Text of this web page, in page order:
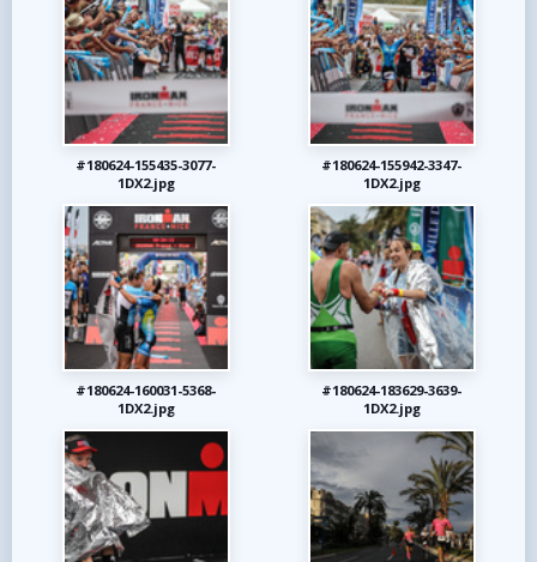
#180624-155435-3077-
1DX2.jpg
#180624-155942-3347-
1DX2.jpg
#180624-160031-5368-
1DX2.jpg
#180624-183629-3639-
1DX2.jpg